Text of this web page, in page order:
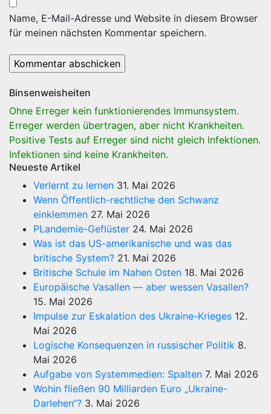
Name, E-Mail-Adresse und Website in diesem Browser
für meinen nächsten Kommentar speichern.
Binsenweisheiten
Ohne Erreger kein funktionierendes Immunsystem.
Erreger werden übertragen, aber nicht Krankheiten.
Positive Tests auf Erreger sind nicht gleich Infektionen.
Infektionen sind keine Krankheiten.
Neueste Artikel
Verlernt zu lernen 31. Mai 2026
Wenn Öffentlich-rechtliche den Schwanz
einklemmen 27. Mai 2026
PLandemie-Geflüster 24. Mai 2026
Was ist das US-amerikanische und was das
britische System? 21. Mai 2026
Britische Schule im Nahen Osten 18. Mai 2026
Europäische Vasallen — aber wessen Vasallen?
15. Mai 2026
Impulse zur Eskalation des Ukraine-Krieges 12.
Mai 2026
Logische Konsequenzen in russischer Politik 8.
Mai 2026
Aufgabe von Systemmedien: Spalten 7. Mai 2026
Wohin fließen 90 Milliarden Euro „Ukraine-
Darlehen“? 3. Mai 2026